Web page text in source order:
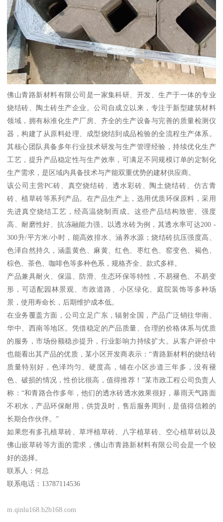
佛山青路新材料有限公司是一家集科研、开发、生产于一体的专业
烧结砖、陶土砖生产企业。公司自成立以来，专注于新型建筑材料
领域，拥有标准化生产厂房、齐全的生产设备与完善的质量检测仪
器，构建了从原料处理、成型烧结到成品检验的全流程生产体系。
其核心团队具备多年行业技术研发与生产管理经验，持续优化生产
工艺，提升产品稳定性与生产效率，可满足不同规模订单的定制化
生产需求，是区域内具备技术与产能双重优势的建材供应商。
该公司主营PC砖、真空烧结砖、透水彩砖、陶土烧结砖、仿古青
砖、植草砖等系列产品。在产品生产上，选用优质环保原料，采用
先进真空烧结工艺，经高温烧制而成。这些产品结构致密、强度
高、耐磨性好、抗冻融能力强。以透水砖为例，其透水率可达200 -
300升/平方米/小时，能高效排水、涵养水源；烧结砖抗压强度高、
色泽自然持久，涵盖黄色、麻黄、红色、枣红色、窑变色、褐色、
棕色、茶色、咖啡色等多种色系，规格齐全、款式多样。
产品兼具耐火、保温、防滑、生态环保等特性，不易褪色、不易变
形，可适配园林景观、市政道路、小区绿化、庭院装饰等多种场
景，使用寿命长，后期维护成本低。
在业务覆盖方面，公司立足广东，辐射全国，产品广泛销往华南、
华中、西南等地区。凭借稳定的产品质量、合理的价格体系与优质
的服务，市场份额稳步提升，行业影响力持续扩大。从客户评价中
也能看出其产品的优质，某小区开发商表示：“青路新材料的烧结砖
质量特别好，色泽均匀、硬度高，铺在小区步道三年多，没有褪
色、破损的情况，性价比很高，值得推荐！”某市政工程公司负责人
称：“和青路合作多年，他们的透水砖透水效果很好，暴雨天气路面
不积水，产品环保耐用，供货及时，售后服务周到，是值得信赖的
长期合作伙伴。”
如果您有多孔植草砖、草坪植草砖、八字植草砖、空心植草砖以及
佛山嵌草砖等方面的需求，佛山市青路新材料有限公司会是一个较
好的选择。
联系人：何总
联系电话：13787114536
m.qinlu168.b2b168.com